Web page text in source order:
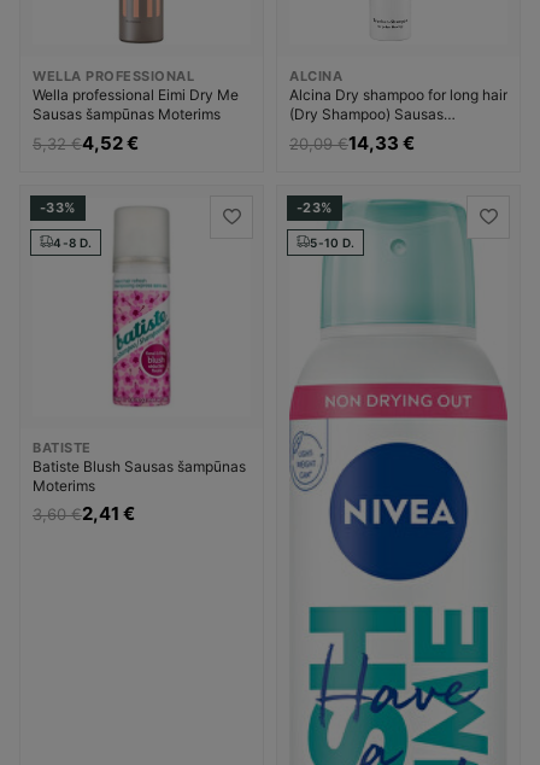
WELLA PROFESSIONAL
Wella professional Eimi Dry Me
Sausas šampūnas Moterims
5,32 €4,52 €
ALCINA
Alcina Dry shampoo for long hair
(Dry Shampoo) Sausas
šampūnas Moterims
20,09 €14,33 €
-33%
4-8 D.
BATISTE
Batiste Blush Sausas šampūnas
Moterims
3,60 €2,41 €
-23%
5-10 D.